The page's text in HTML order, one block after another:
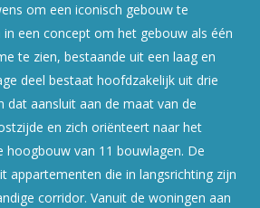
om een iconisch gebouw te
een concept om het gebouw als één
te zien, bestaande uit een laag en
deel bestaat hoofdzakelijk uit drie
dat aansluit aan de maat van de
en zich oriënteert naar het
hoogbouw van 11 bouwlagen. De
appartementen die in langsrichting zijn
corridor. Vanuit de woningen aan